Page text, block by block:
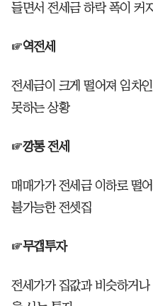
들면서 전세금 하락 폭이 커
☞역전세
전세금이 크게 떨어져 임차
못하는 상황
☞깡통 전세
매매가가 전세금 이하로 떨
불가능한 전셋집
☞무갭투자
전세가가 집값과 비슷하거